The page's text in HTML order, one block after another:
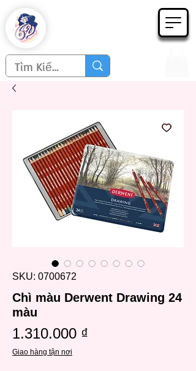
SKU: 0700672
Chì màu Derwent Drawing 24
màu
1.310.000 ₫
Giao hàng tận nơi